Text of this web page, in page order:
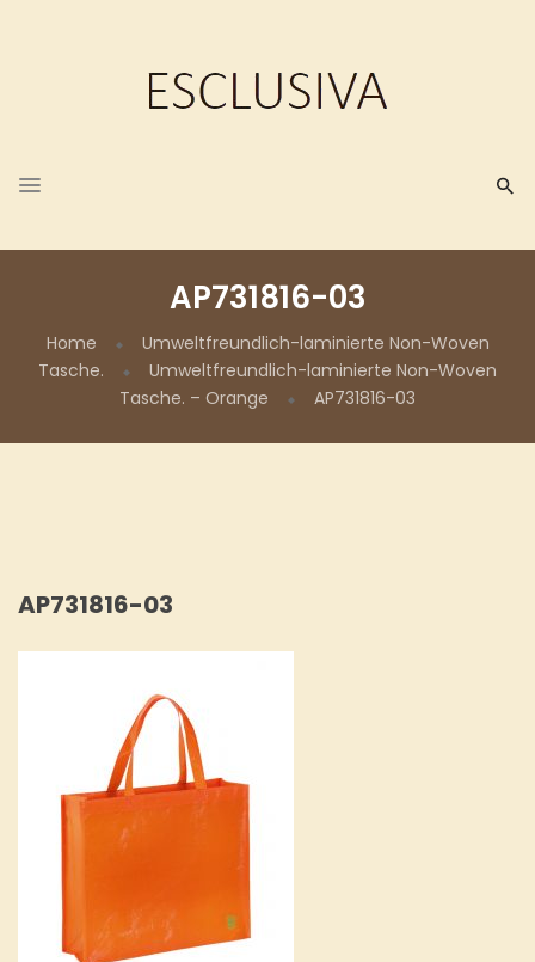
AP731816-03
Home
Umweltfreundlich-laminierte Non-Woven
Tasche.
Umweltfreundlich-laminierte Non-Woven
Tasche. – Orange
AP731816-03
AP731816-03